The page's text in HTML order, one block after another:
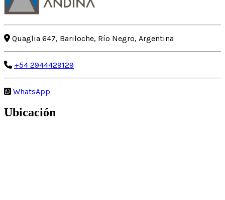
Quaglia 647, Bariloche, Río Negro, Argentina
+54 2944429129
WhatsApp
Ubicación